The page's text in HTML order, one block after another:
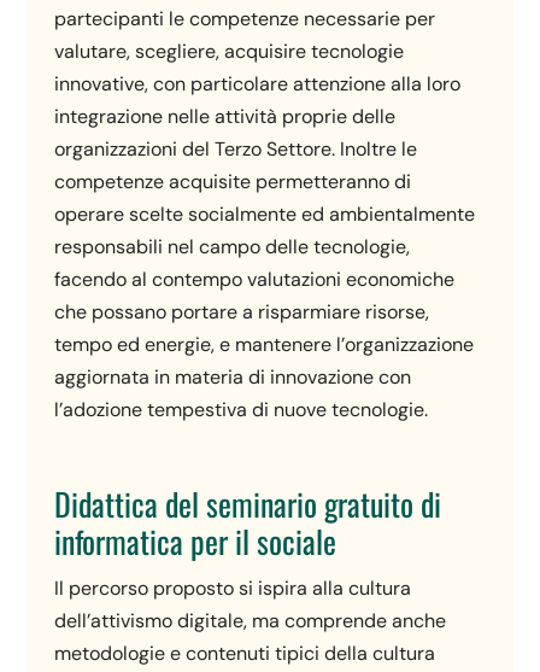
partecipanti le competenze necessarie per
valutare, scegliere, acquisire tecnologie
innovative, con particolare attenzione alla loro
integrazione nelle attività proprie delle
organizzazioni del Terzo Settore. Inoltre le
competenze acquisite permetteranno di
operare scelte socialmente ed ambientalmente
responsabili nel campo delle tecnologie,
facendo al contempo valutazioni economiche
che possano portare a risparmiare risorse,
tempo ed energie, e mantenere l’organizzazione
aggiornata in materia di innovazione con
l’adozione tempestiva di nuove tecnologie.
Didattica del seminario gratuito di
informatica per il sociale
Il percorso proposto si ispira alla cultura
dell’attivismo digitale, ma comprende anche
metodologie e contenuti tipici della cultura